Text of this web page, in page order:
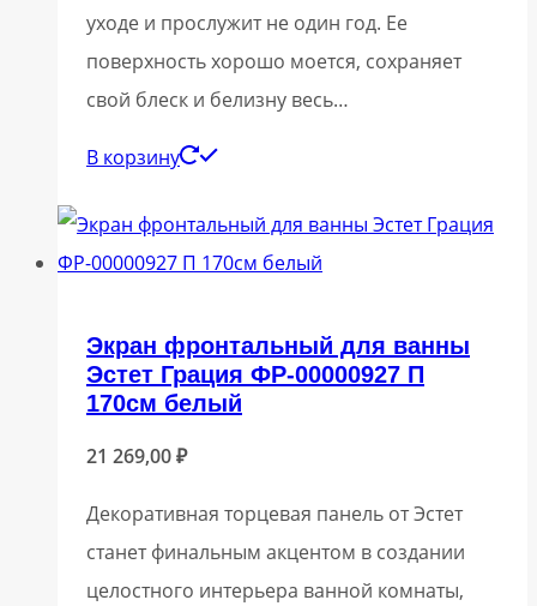
уходе и прослужит не один год. Ее
поверхность хорошо моется, сохраняет
свой блеск и белизну весь…
В корзину
Экран фронтальный для ванны
Эстет Грация ФР-00000927 П
170см белый
21 269,00₽
Декоративная торцевая панель от Эстет
станет финальным акцентом в создании
целостного интерьера ванной комнаты,